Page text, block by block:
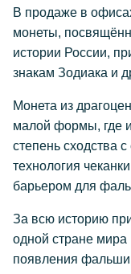
В продаже в
монеты,
истории России,
знакам Зодиака и
Монета из
малой формы, где
степень сходства
технология
барьером для
За всю историю
одной стране
появления